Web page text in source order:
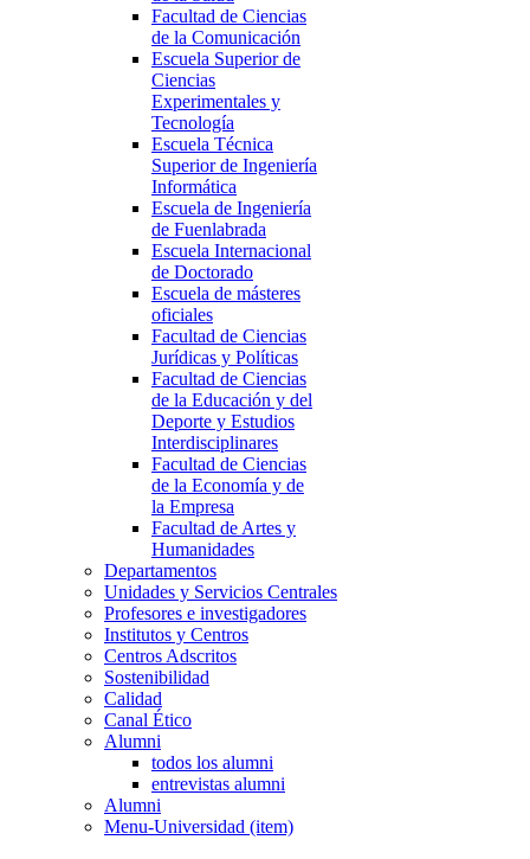
Facultad de Ciencias
de la Comunicación
Escuela Superior de
Ciencias
Experimentales y
Tecnología
Escuela Técnica
Superior de Ingeniería
Informática
Escuela de Ingeniería
de Fuenlabrada
Escuela Internacional
de Doctorado
Escuela de másteres
oficiales
Facultad de Ciencias
Jurídicas y Políticas
Facultad de Ciencias
de la Educación y del
Deporte y Estudios
Interdisciplinares
Facultad de Ciencias
de la Economía y de
la Empresa
Facultad de Artes y
Humanidades
Departamentos
Unidades y Servicios Centrales
Profesores e investigadores
Institutos y Centros
Centros Adscritos
Sostenibilidad
Calidad
Canal Ético
Alumni
todos los alumni
entrevistas alumni
Alumni
Menu-Universidad (item)